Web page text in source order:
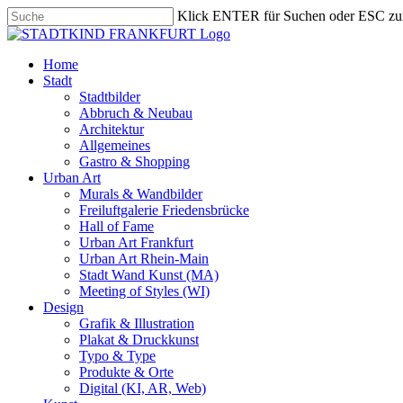
Skip
to
content
Klick ENTER für Suchen oder ESC
Close
search
Menu
Home
Stadt
Stadtbilder
Abbruch & Neubau
Architektur
Allgemeines
Gastro & Shopping
Urban Art
Murals & Wandbilder
Freiluftgalerie Friedensbrücke
Hall of Fame
Urban Art Frankfurt
Urban Art Rhein-Main
Stadt Wand Kunst (MA)
Meeting of Styles (WI)
Design
Grafik & Illustration
Plakat & Druckkunst
Typo & Type
Produkte & Orte
Digital (KI, AR, Web)